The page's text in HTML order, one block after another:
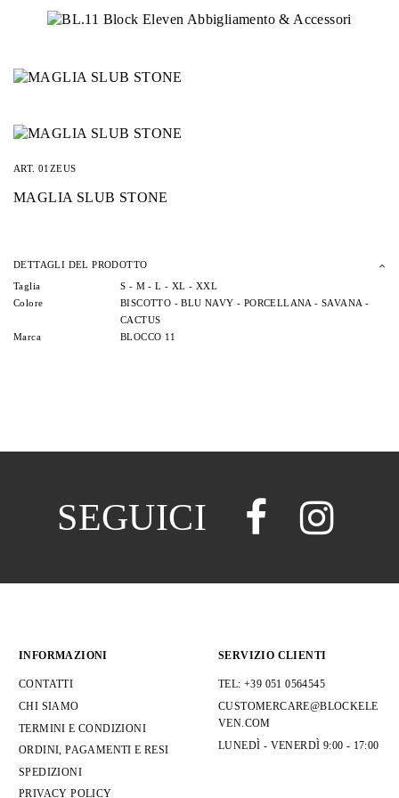
ART. 01ZEUS
MAGLIA SLUB STONE
DETTAGLI DEL PRODOTTO
Taglia S - M -L - XL - XXL
Colore
BISCOTTO -BLU NAVY - PORCELLANA -SAVANA -
CACTUS
Marca
BLOCCO 11
SEGUICI
INFORMAZIONI
CONTATTI
CHI SIAMO
TERMINI E CONDIZIONI
ORDINI, PAGAMENTI E RESI
SPEDIZIONI
PRIVACY POLICY
SERVIZIO CLIENTI
TEL: +39 051 0564545
CUSTOMERCARE@BLOCKELE
VEN.COM
LUNEDÌ - VENERDÌ 9:00 - 17:00